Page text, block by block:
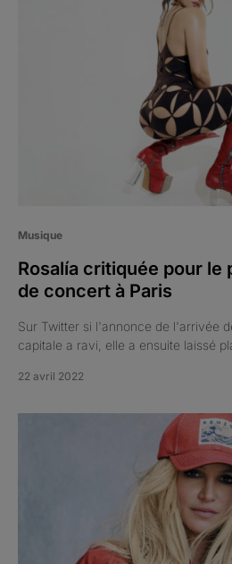
Musique
Rosalía critiquée pour le
de concert à Paris
Sur Twitter si l'annonce de l'arrivée
capitale a ravi, elle a ensuite laissé
22 avril 2022